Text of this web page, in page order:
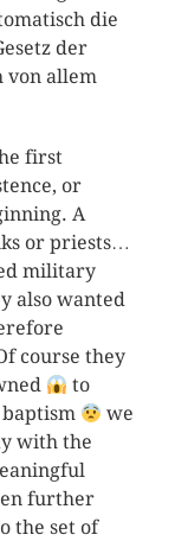
die
der
von allem
first
or
A
or priests…
military
also wanted
course they
to
we
with the
further
the set of